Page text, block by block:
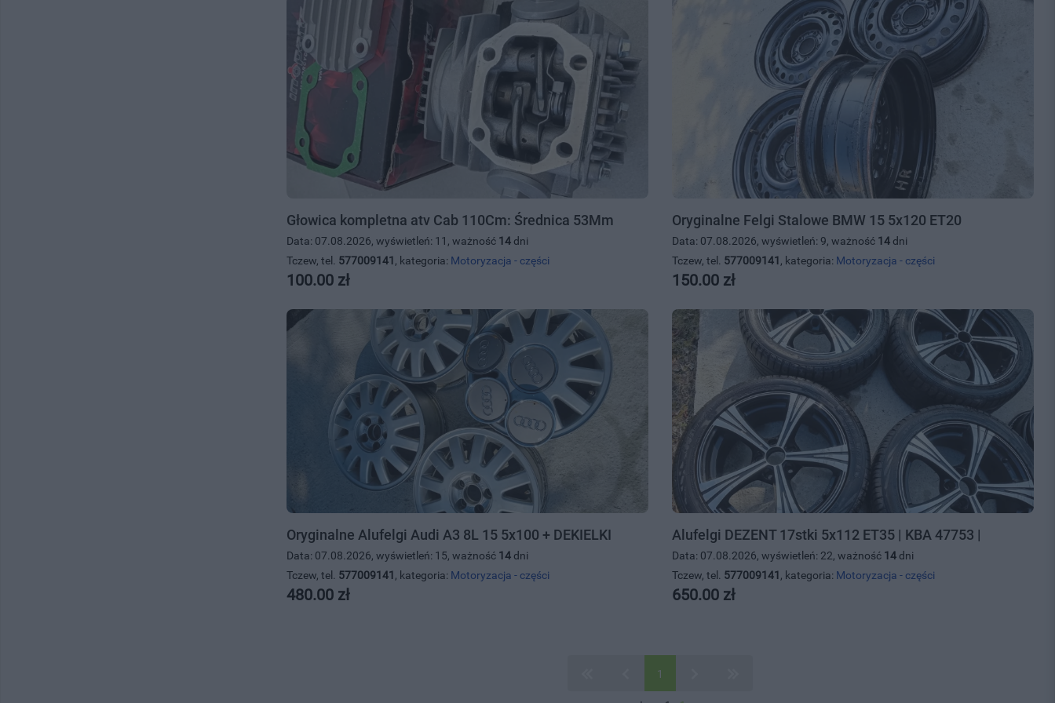
Głowica kompletna atv Cab 110Cm: Średnica 53Mm
Data: 07.08.2026, wyświetleń: 11, ważność 14dni
Tczew, tel. 577009141 , kategoria: Motoryzacja - części
100.00 zł
Oryginalne Felgi Stalowe BMW 15 5x120 ET20
Data: 07.08.2026, wyświetleń: 9, ważność 14dni
Tczew, tel. 577009141 , kategoria: Motoryzacja - części
150.00 zł
Oryginalne Alufelgi Audi A3 8L 15 5x100 + DEKIELKI
Data: 07.08.2026, wyświetleń: 15, ważność 14dni
Tczew, tel. 577009141 , kategoria: Motoryzacja - części
480.00 zł
Alufelgi DEZENT 17stki 5x112 ET35 | KBA 47753 |
Data: 07.08.2026, wyświetleń: 22, ważność 14dni
Tczew, tel. 577009141 , kategoria: Motoryzacja - części
650.00 zł
1